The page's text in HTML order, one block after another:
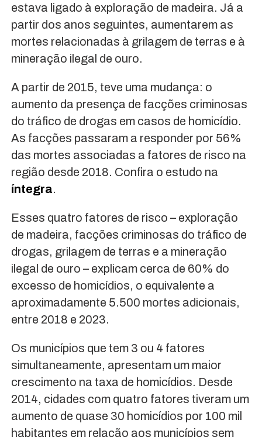
estava ligado à exploração de madeira. Já a
partir dos anos seguintes, aumentarem as
mortes relacionadas à grilagem de terras e à
mineração ilegal de ouro.
A partir de 2015, teve uma mudança: o
aumento da presença de facções criminosas
do tráfico de drogas em casos de homicídio.
As facções passaram a responder por 56%
das mortes associadas a fatores de risco na
região desde 2018. Confira o estudo na
íntegra.
Esses quatro fatores de risco – exploração
de madeira, facções criminosas do tráfico de
drogas, grilagem de terras e a mineração
ilegal de ouro – explicam cerca de 60% do
excesso de homicídios, o equivalente a
aproximadamente 5.500 mortes adicionais,
entre 2018 e 2023.
Os municípios que tem 3 ou 4 fatores
simultaneamente, apresentam um maior
crescimento na taxa de homicídios. Desde
2014, cidades com quatro fatores tiveram um
aumento de quase 30 homicídios por 100 mil
habitantes em relação aos municípios sem